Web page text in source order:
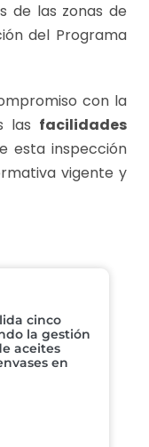
de las zonas de
del Programa
con la
las facilidades
esta inspección
vigente y
cinco
la gestión
aceites
en